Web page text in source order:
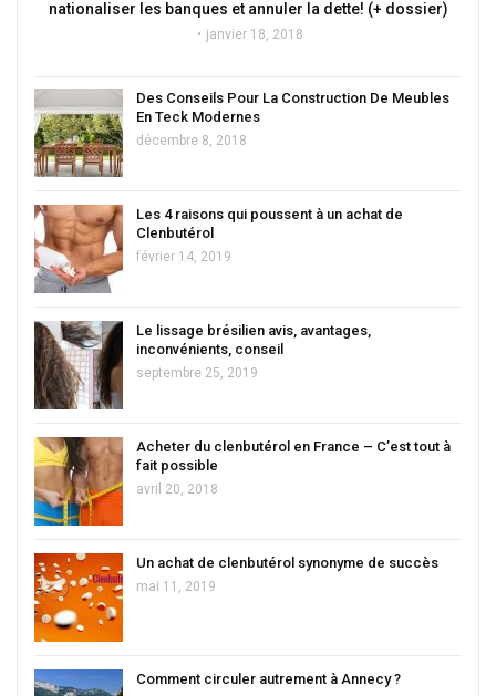
nationaliser les banques et annuler la dette! (+ dossier)
janvier 18, 2018
Des Conseils Pour La Construction De Meubles
En Teck Modernes
décembre 8, 2018
Les 4 raisons qui poussent à un achat de
Clenbutérol
février 14, 2019
Le lissage brésilien avis, avantages,
inconvénients, conseil
septembre 25, 2019
Acheter du clenbutérol en France – C’est tout à
fait possible
avril 20, 2018
Un achat de clenbutérol synonyme de succès
mai 11, 2019
Comment circuler autrement à Annecy ?